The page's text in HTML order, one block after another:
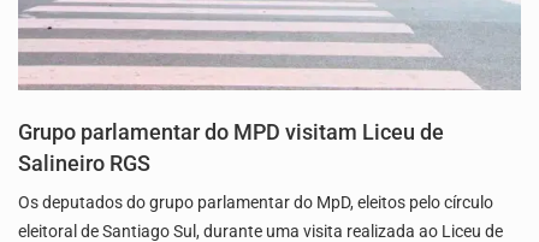
Grupo parlamentar do MPD visitam Liceu de
Salineiro RGS
Os deputados do grupo parlamentar do MpD, eleitos pelo círculo
eleitoral de Santiago Sul, durante uma visita realizada ao Liceu de